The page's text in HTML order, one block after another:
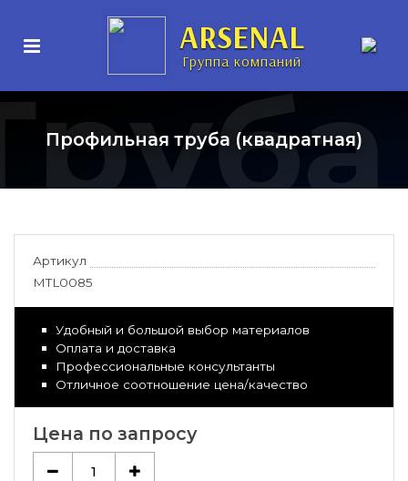
ARSENAL
Группа компаний
Профильная труба (квадратная)
Артикул
MTL0085
Удобный и большой выбор материалов
Оплата и доставка
Профессиональные консультанты
Отличное соотношение цена/качество
Цена по запросу
1